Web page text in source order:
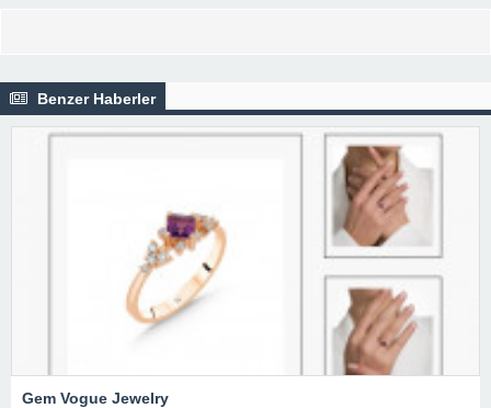
Benzer Haberler
Gem Vogue Jewelry